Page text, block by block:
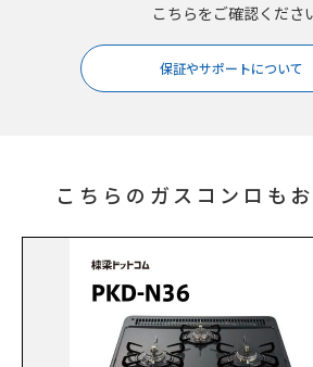
こちらをご確認くださ
保証やサポートについて
こちらのガスコンロも